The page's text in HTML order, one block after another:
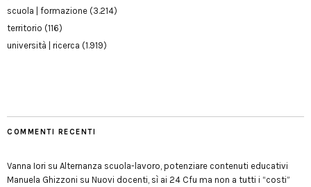
scuola | formazione (3.214)
territorio (116)
università | ricerca (1.919)
COMMENTI RECENTI
Vanna Iori su Alternanza scuola-lavoro, potenziare contenuti educativi
Manuela Ghizzoni su Nuovi docenti, sì ai 24 Cfu ma non a tutti i “costi”